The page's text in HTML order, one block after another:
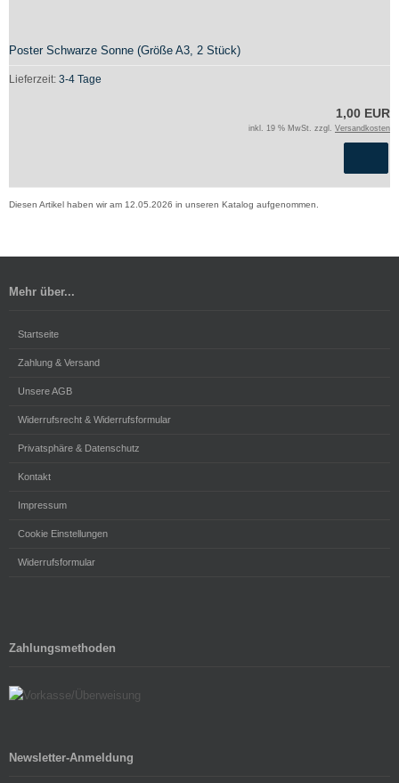
Poster Schwarze Sonne (Größe A3, 2 Stück)
Lieferzeit: 3-4 Tage
1,00 EUR
inkl. 19 % MwSt. zzgl. Versandkosten
Diesen Artikel haben wir am 12.05.2026 in unseren Katalog aufgenommen.
Mehr über...
Startseite
Zahlung & Versand
Unsere AGB
Widerrufsrecht & Widerrufsformular
Privatsphäre & Datenschutz
Kontakt
Impressum
Cookie Einstellungen
Widerrufsformular
Zahlungsmethoden
Newsletter-Anmeldung